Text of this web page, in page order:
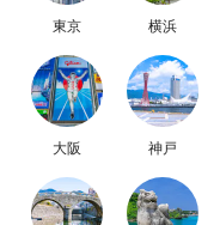
東京 横浜
大阪 神戸